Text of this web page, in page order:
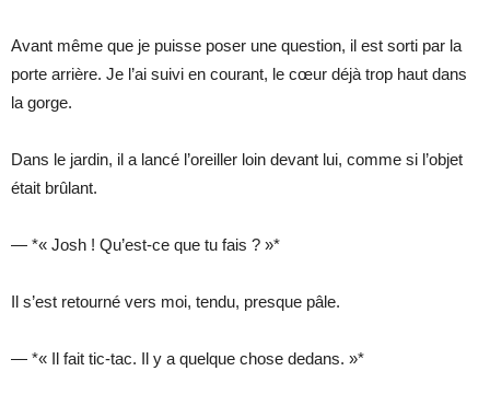
Avant même que je puisse poser une question, il est sorti par la
porte arrière. Je l’ai suivi en courant, le cœur déjà trop haut dans
la gorge.
Dans le jardin, il a lancé l’oreiller loin devant lui, comme si l’objet
était brûlant.
— *« Josh ! Qu’est-ce que tu fais ? »*
Il s’est retourné vers moi, tendu, presque pâle.
— *« Il fait tic-tac. Il y a quelque chose dedans. »*